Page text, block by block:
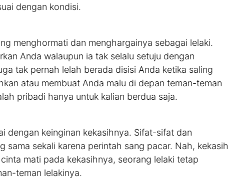
dengan kondisi.
menghormati dan menghargainya sebagai lelaki.
Anda walaupun ia tak selalu setuju dengan
tak pernah lelah berada disisi Anda ketika saling
atau membuat Anda malu di depan teman-teman
pribadi hanya untuk kalian berdua saja.
dengan keinginan kekasihnya. Sifat-sifat dan
sama sekali karena perintah sang pacar. Nah, kekasih
mati pada kekasihnya, seorang lelaki tetap
teman lelakinya.